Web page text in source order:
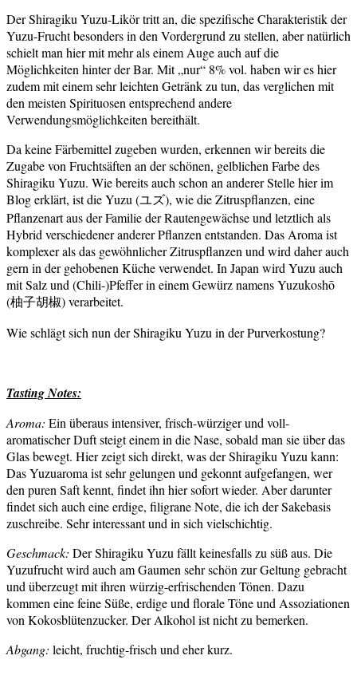
Der Shiragiku Yuzu-Likör tritt an, die spezifische Charakteristik der
Yuzu-Frucht besonders in den Vordergrund zu stellen, aber natürlich
schielt man hier mit mehr als einem Auge auch auf die
Möglichkeiten hinter der Bar. Mit „nur“ 8% vol. haben wir es hier
zudem mit einem sehr leichten Getränk zu tun, das verglichen mit
den meisten Spirituosen entsprechend andere
Verwendungsmöglichkeiten bereithält.
Da keine Färbemittel zugeben wurden, erkennen wir bereits die
Zugabe von Fruchtsäften an der schönen, gelblichen Farbe des
Shiragiku Yuzu. Wie bereits auch schon an anderer Stelle hier im
Blog erklärt, ist die Yuzu (ユズ), wie die Zitruspflanzen, eine
Pflanzenart aus der Familie der Rautengewächse und letztlich als
Hybrid verschiedener anderer Pflanzen entstanden. Das Aroma ist
komplexer als das gewöhnlicher Zitruspflanzen und wird daher auch
gern in der gehobenen Küche verwendet. In Japan wird Yuzu auch
mit Salz und (Chili-)Pfeffer in einem Gewürz namens Yuzukoshō
(柚子胡椒) verarbeitet.
Wie schlägt sich nun der Shiragiku Yuzu in der Purverkostung?
Tasting Notes:
Aroma: Ein überaus intensiver, frisch-würziger und voll-
aromatischer Duft steigt einem in die Nase, sobald man sie über das
Glas bewegt. Hier zeigt sich direkt, was der Shiragiku Yuzu kann:
Das Yuzuaroma ist sehr gelungen und gekonnt aufgefangen, wer
den puren Saft kennt, findet ihn hier sofort wieder. Aber darunter
findet sich auch eine erdige, filigrane Note, die ich der Sakebasis
zuschreibe. Sehr interessant und in sich vielschichtig.
Geschmack: Der Shiragiku Yuzu fällt keinesfalls zu süß aus. Die
Yuzufrucht wird auch am Gaumen sehr schön zur Geltung gebracht
und überzeugt mit ihren würzig-erfrischenden Tönen. Dazu
kommen eine feine Süße, erdige und florale Töne und Assoziationen
von Kokosblütenzucker. Der Alkohol ist nicht zu bemerken.
Abgang: leicht, fruchtig-frisch und eher kurz.